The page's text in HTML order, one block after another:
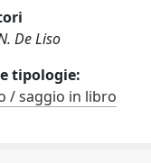
De Liso
tipologie:
/ saggio in libro